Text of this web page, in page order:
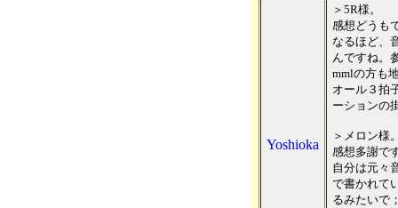
Yoshioka
＞5R様。
感想どうも
なるほど、
んですね。
mmlの方も
オール３拍
ーションの
＞メロン様
感想多謝で
自分は元々
で書かれて
るみたいで